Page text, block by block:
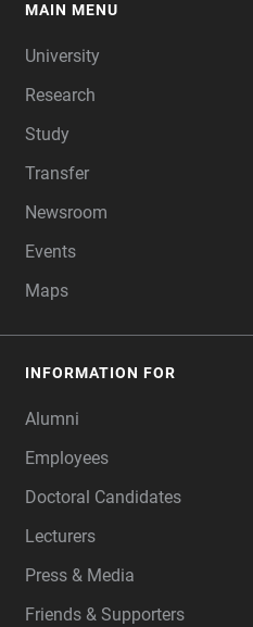
MAIN MENU
University
Research
Study
Transfer
Newsroom
Events
Maps
INFORMATION FOR
Alumni
Employees
Doctoral Candidates
Lecturers
Press & Media
Friends & Supporters